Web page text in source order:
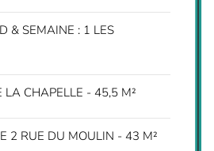
& SEMAINE : 1 LES
LA CHAPELLE - 45,5 M²
2 RUE DU MOULIN - 43 M²